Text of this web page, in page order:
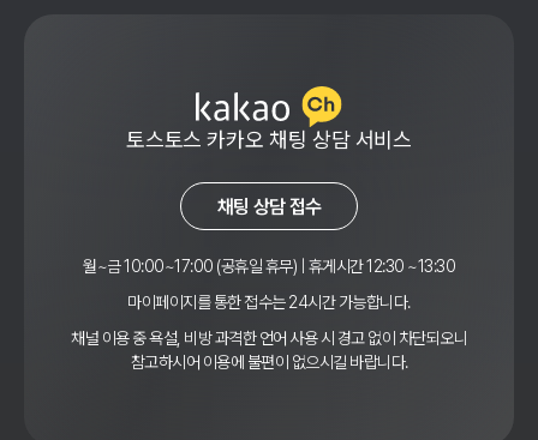
토스토스 카카오 채팅 상담 서비스
채팅 상담 접수
월~금 10:00~17:00 (공휴일 휴무) | 휴게시간 12:30 ~13:30
마이페이지를 통한 접수는 24시간 가능합니다.
채널 이용 중 욕설, 비방 과격한 언어 사용 시 경고 없이 차단되오니
참고하시어 이용에 불편이 없으시길 바랍니다.